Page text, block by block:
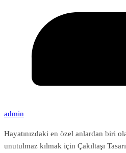
admin
Hayatınızdaki en özel anlardan biri
unutulmaz kılmak için Çakıltaşı